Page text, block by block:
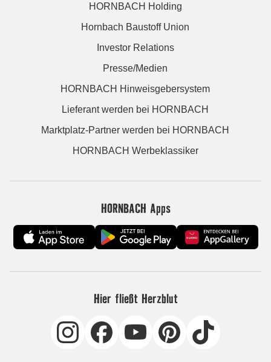
HORNBACH Holding
Hornbach Baustoff Union
Investor Relations
Presse/Medien
HORNBACH Hinweisgebersystem
Lieferant werden bei HORNBACH
Marktplatz-Partner werden bei HORNBACH
HORNBACH Werbeklassiker
HORNBACH Apps
Hier fließt Herzblut